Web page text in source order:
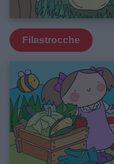
Filastrocche